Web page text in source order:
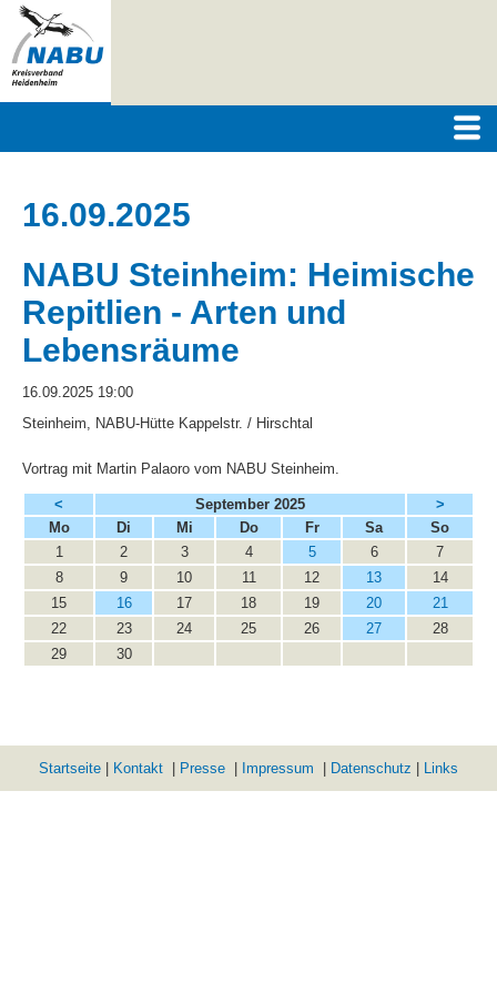
16.09.2025
NABU Steinheim: Heimische
Repitlien - Arten und
Lebensräume
16.09.2025 19:00
Steinheim, NABU-Hütte Kappelstr. / Hirschtal
Vortrag mit Martin Palaoro vom NABU Steinheim.
< September 2025
>
Montag Di Mittwoch Donnerstag
Freitag Samstag Sonntag
1
2 3 4 5 6
7
8
9 10 11 12 13
14
15
16 17 18 19 20
21
22
23 24 25 26 27
28
29
30
Startseite Kontakt Presse Impressum Datenschutz Links